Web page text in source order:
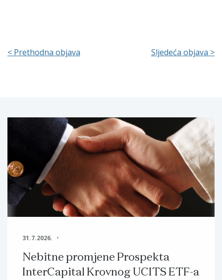
< Prethodna objava Sljedeća objava >
31.7.2026.
Nebitne promjene Prospekta
InterCapital Krovnog UCITS ETF-a